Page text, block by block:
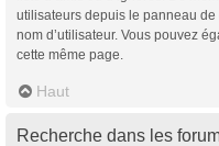
utilisateurs depuis le panneau
nom d’utilisateur. Vous pouvez
cette même page.
Haut
Recherche dans les